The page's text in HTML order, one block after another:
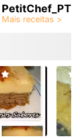
PetitChef_PT